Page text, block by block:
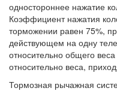
одностороннее нажатие
Коэффициент нажатия
торможении равен 75%,
действующем на одну
относительно общего
относительно веса,
Тормозная рычажная